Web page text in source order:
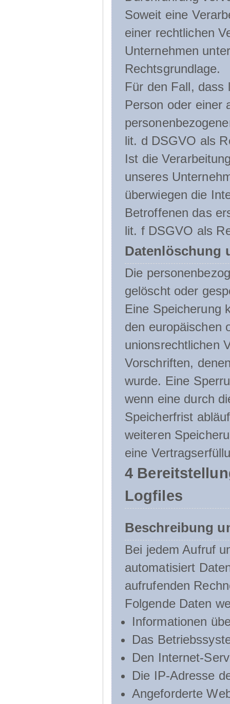
Soweit eine
einer rechtlichen
Unternehmen
Rechtsgrundlage.
Für den Fall, dass
Person oder einer
lit. d DSGVO als
Ist die
unseres
überwiegen die
Betroffenen das
lit. f DSGVO als
Datenlöschung
Die
gelöscht oder
Eine Speicherung
den europäischen
unionsrechtlichen
Vorschriften,
wurde. Eine
wenn eine durch
Speicherfrist
weiteren
eine
4
Logfiles
Beschreibung
Bei jedem Aufruf
automatisiert
aufrufenden
Folgende Daten
Informationen
Das
Den Internet-
Die IP-Adresse
Angeforderte